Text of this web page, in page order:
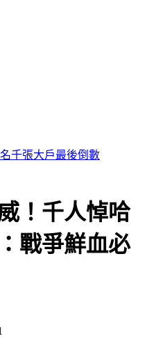
莎莎挨轟無奈曝原因
！千人悼哈
戰爭鮮血必